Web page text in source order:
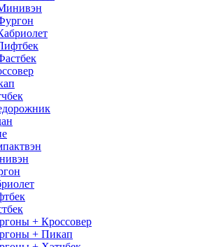
+ Кроссовер
+ Пикап